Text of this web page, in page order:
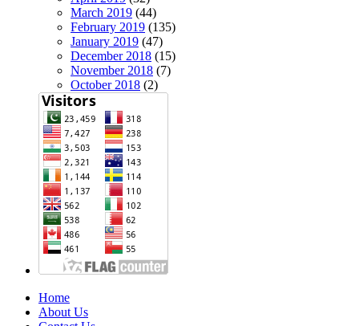
March 2019 (44)
February 2019 (135)
January 2019 (47)
December 2018 (15)
November 2018 (7)
October 2018 (2)
Home
About Us